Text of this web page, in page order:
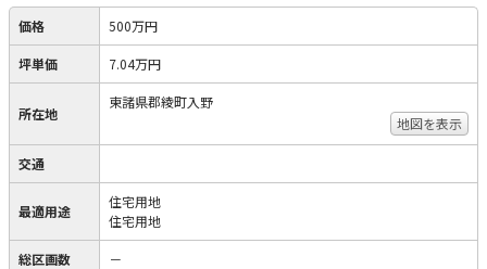
価格 500万円
坪単価 7.04万円
所在地
東諸県郡綾町入野
地図を表示
交通
最適用途
住宅用地
住宅用地
総区画数 －